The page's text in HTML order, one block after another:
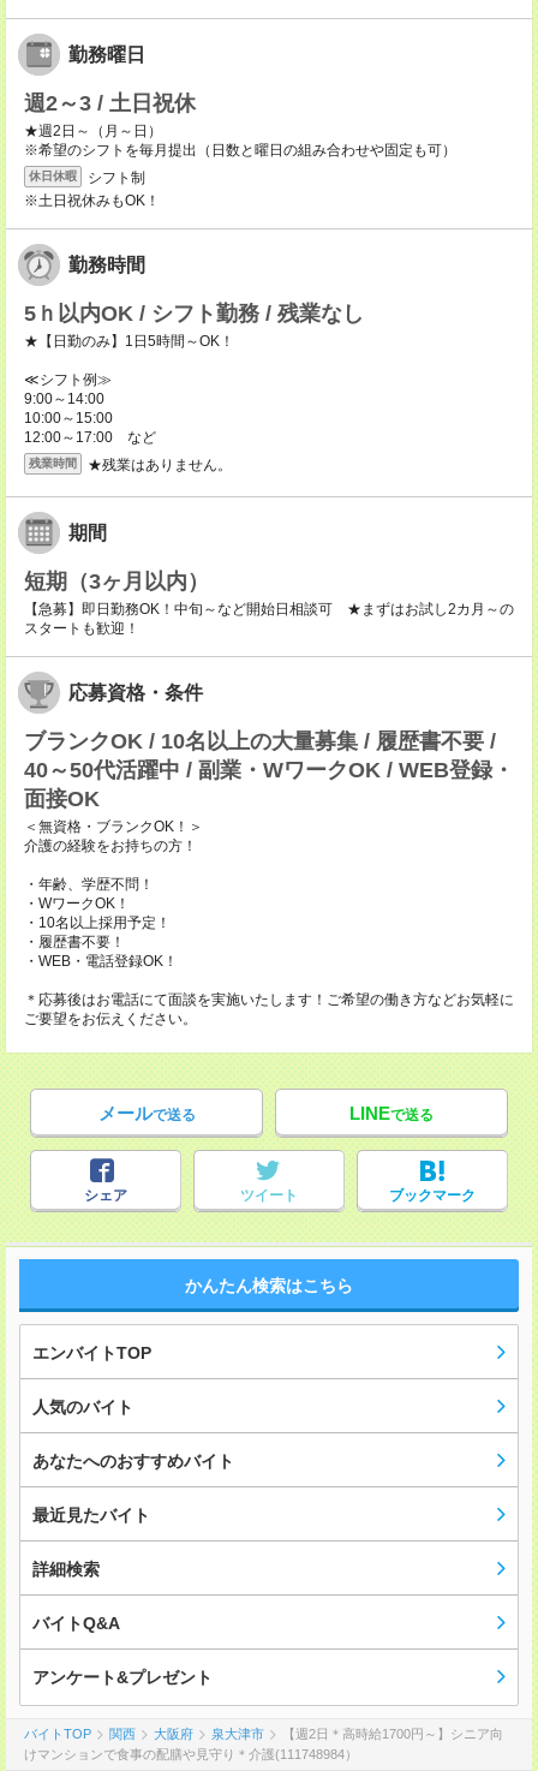
勤務曜日
週2～3 / 土日祝休
★週2日～（月～日）
※希望のシフトを毎月提出（日数と曜日の組み合わせや固定も可）
休日休暇
シフト制
※土日祝休みもOK！
勤務時間
5ｈ以内OK / シフト勤務 / 残業なし
★【日勤のみ】1日5時間～OK！
≪シフト例≫
9:00～14:00
10:00～15:00
12:00～17:00 など
残業時間 ★残業はありません。
期間
短期（3ヶ月以内）
【急募】即日勤務OK！中旬～など開始日相談可 ★まずはお試し2カ月～の
スタートも歓迎！
応募資格・条件
ブランクOK / 10名以上の大量募集 / 履歴書不要 /
40～50代活躍中 / 副業・WワークOK / WEB登録・
面接OK
＜無資格・ブランクOK！＞
介護の経験をお持ちの方！
・年齢、学歴不問！
・WワークOK！
・10名以上採用予定！
・履歴書不要！
・WEB・電話登録OK！
＊応募後はお電話にて面談を実施いたします！ご希望の働き方などお気軽に
ご要望をお伝えください。
メールで送る LINEで送る
シェア ツイート ブックマーク
かんたん検索はこちら
エンバイトTOP
人気のバイト
あなたへのおすすめバイト
最近見たバイト
詳細検索
バイトQ&A
アンケート&プレゼント
バイトTOP 関西 大阪府 泉大津市
【週2日＊高時給1700円～】シニア向
けマンションで食事の配膳や見守り＊介護(111748984）